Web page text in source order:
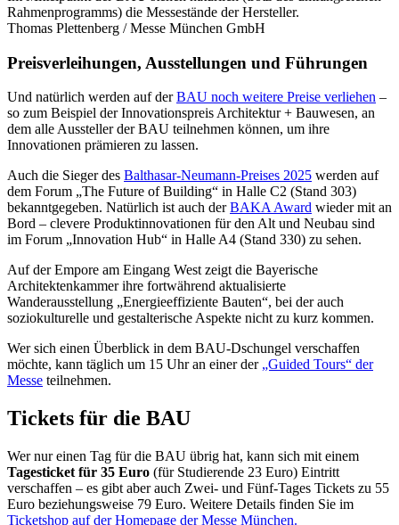
Rahmenprogramms) die Messestände der Hersteller.
Thomas Plettenberg / Messe München GmbH
Preisverleihungen, Ausstellungen und Führungen
Und natürlich werden auf derBAU noch weitere Preise verliehen –
so zum Beispiel der Innovationspreis Architektur + Bauwesen, an
dem alle Aussteller der BAU teilnehmen können, um ihre
Innovationen prämieren zu lassen.
Auch die Sieger des Balthasar-Neumann-Preises 2025 werden auf
dem Forum „The Future of Building“ in Halle C2 (Stand 303)
bekanntgegeben. Natürlich ist auch derBAKA Award wieder mit an
Bord – clevere Produktinnovationen für den Alt und Neubau sind
im Forum „Innovation Hub“ in Halle A4 (Stand 330) zu sehen.
Auf der Empore am Eingang West zeigt die Bayerische
Architektenkammer ihre fortwährend aktualisierte
Wanderausstellung „Energieeffiziente Bauten“, bei der auch
soziokulturelle und gestalterische Aspekte nicht zu kurz kommen.
Wer sich einen Überblick in dem BAU-Dschungel verschaffen
möchte, kann täglich um 15 Uhr an einer der „Guided Tours“ der
Messe teilnehmen.
Tickets für die BAU
Wer nur einen Tag für die BAU übrig hat, kann sich mit einem
Tagesticket für 35 Euro (für Studierende 23 Euro) Eintritt
verschaffen – es gibt aber auch Zwei- und Fünf-Tages Tickets zu 55
Euro beziehungsweise 79 Euro. Weitere Details finden Sie im
Ticketshop auf der Homepage der Messe München.